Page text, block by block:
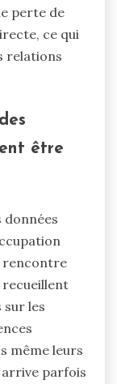
perte de
ce qui
relations
être
rencontre
recueillent
sur les
même leurs
parfois